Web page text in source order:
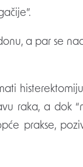
a par se
raka, a dok
prakse,